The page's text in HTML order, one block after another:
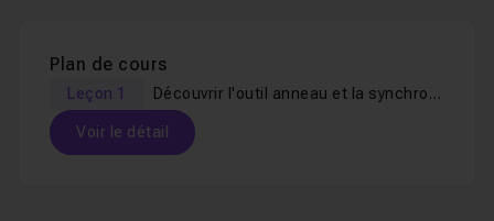
Plan de cours
Leçon 1 Découvrir l'outil anneau et la synchronisation des symboles
Voir le détail